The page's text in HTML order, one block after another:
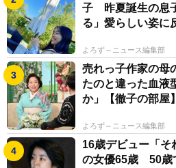
子 昨夏誕生の息
る」愛らしい姿に
よろず～ニュース編集部
売れっ子作家の
たのと違った血液
か」【徹子の部屋】
よろず～ニュース編集部
16歳デビュー「そ
の女優65歳 50歳